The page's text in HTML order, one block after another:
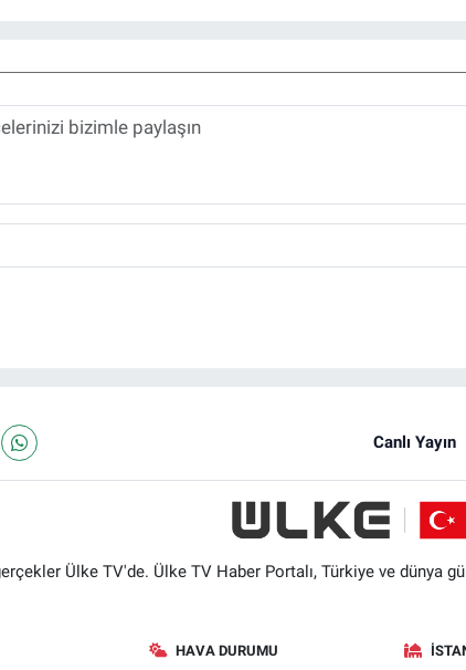
Canlı Yayın
Ülke TV'de. Ülke TV Haber Portalı, Türkiye ve dünya
HAVA DURUMU